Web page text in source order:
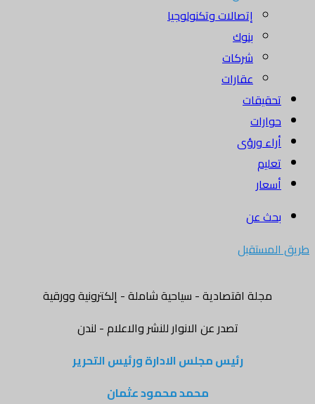
إتصالات وتكنولوجيا
بنوك
شركات
عقارات
تحقيقات
حوارات
أراء ورؤى
تعليم
أسعار
بحث عن
طريق المستقبل
مجلة اقتصادية - سياحية شاملة - إلكترونية وورقية
تصدر عن الانوار للنشر والاعلام - لندن
رئيس مجلس الادارة ورئيس التحرير
محمد محمود عثمان